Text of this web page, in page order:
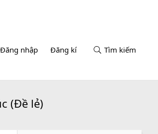
Đăng nhập Đăng kí Tìm kiếm
(Đề lẻ)